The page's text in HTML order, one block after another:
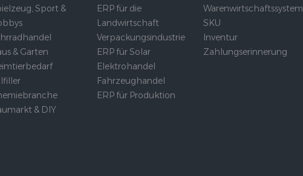
Sport &
& Garten
& DIY
ERP für die
Landwirtschaft
Verpackungsindustrie
ERP für Solar
Elektrohandel
Fahrzeughandel
ERP für Produktion
Warenwirtschaftssystem
SKU
Inventur
Zahlungserinnerung